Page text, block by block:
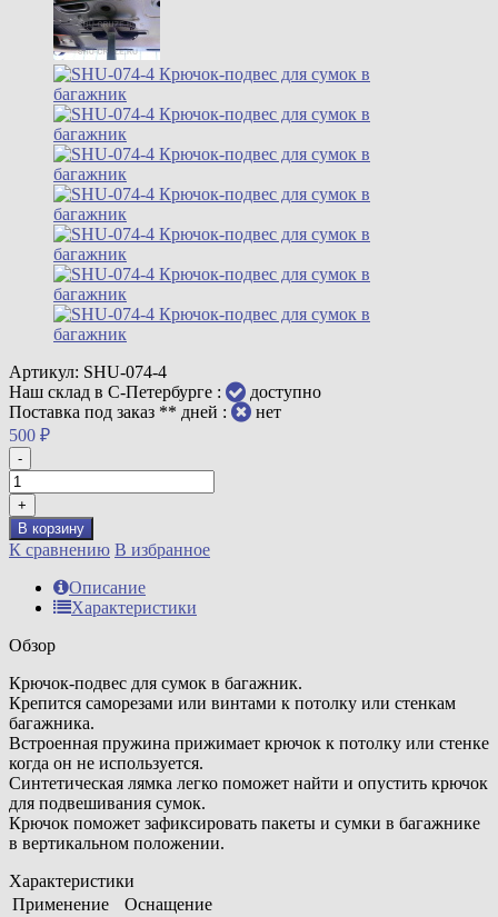
Артикул: SHU-074-4
Наш склад в С-Петербурге :
доступно
Поставка под заказ ** дней :
нет
500 ₽
-
+
В корзину
К сравнению В избранное
Описание
Характеристики
Обзор
Крючок-подвес для сумок в багажник.
Крепится саморезами или винтами к потолку или стенкам
багажника.
Встроенная пружина прижимает крючок к потолку или стенке
когда он не используется.
Синтетическая лямка легко поможет найти и опустить крючок
для подвешивания сумок.
Крючок поможет зафиксировать пакеты и сумки в багажнике
в вертикальном положении.
Характеристики
Применение
Оснащение